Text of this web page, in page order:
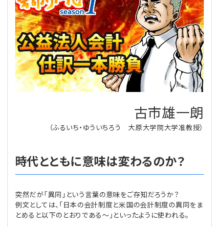
理事会
評議員会・社員総会
理事・監事
評議員
法改正-法人運営
会計・税務
定期提出書類
会計処理
寄附
インボイス
電子帳簿保存法
労務
労務
労務管理
給与計算
法務
法務
利益相反取引
法改正-法務
経営
経営
連載
カレンダー
【連載】オピニオンリーダーのnote
【連載】これからの時代の資産運用
【連載】採用・定着・育成のための人事戦略
【連載】シェアコモン200インタビュー
公益・一般法人オンラインとは
専門誌一覧
古市雄一朗
（ふるいち・ゆういちろう 大原大学院大学准教授）
時代とともに意味は変わるのか？
突然だが「異同」という言葉の意味をご存知だろうか？
例文としては、「日本の会計制度と米国の会計制度の異同をま
とめると以下のとおりである〜」といったように使われる。